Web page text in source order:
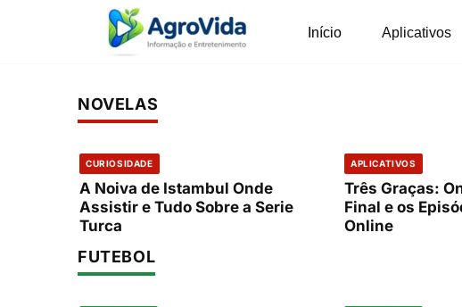
Início Aplicativos
Confira a tabela completa dos jogos da Copa do Mundo
informações para acompanhar cada partida ao vivo.
NOVELAS
CURIOSIDADE
A Noiva de Istambul Onde
Assistir e Tudo Sobre a Serie
Turca
APLICATIVOS
Três Graças:
Final e os
Online
FUTEBOL